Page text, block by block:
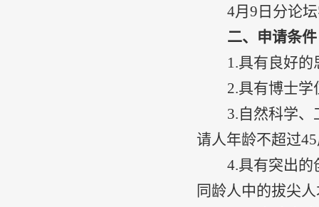
4月 9 日分论
二、申请条件
1.具有良好的
2.具有博士学
3.自然科学
请人年龄不超过45
4.具有突出的
同龄人中的拔尖